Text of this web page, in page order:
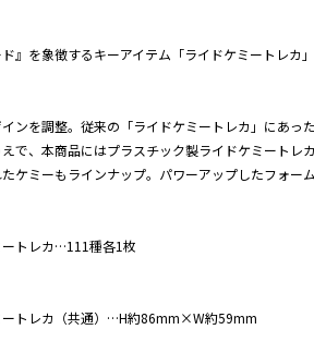
ド』を象徴するキーアイテム「ライドケミートレ
ンを調整。従来の「ライドケミートレカ」にあ
で、本商品にはプラスチック製ライドケミート
ケミーもラインナップ。パワーアップしたフォー
トレカ…111種各1枚
ートレカ（共通）…H約86mm×W約59mm